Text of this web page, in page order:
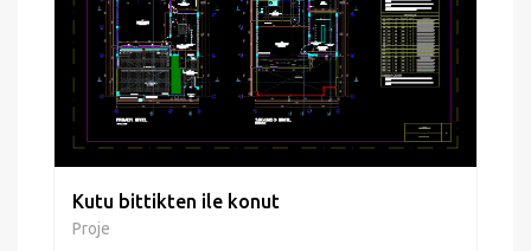
Kutu bittikten ile konut
Proje